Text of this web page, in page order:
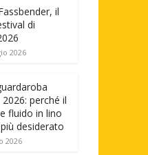
il
di
2026
perché il
fluido in lino
desiderato
2026